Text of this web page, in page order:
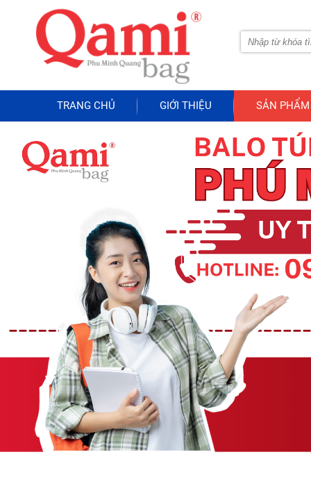
TRANG CHỦ GIỚI THIỆU SẢN PHẨM